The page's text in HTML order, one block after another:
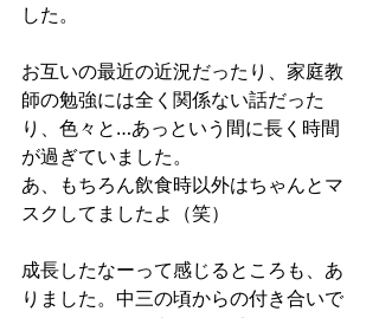
した。
お互いの最近の近況だったり、家庭教
師の勉強には全く関係ない話だった
り、色々と…あっという間に長く時間
が過ぎていました。
あ、もちろん飲食時以外はちゃんとマ
スクしてましたよ（笑）
成長したなーって感じるところも、あ
りました。中三の頃からの付き合いで